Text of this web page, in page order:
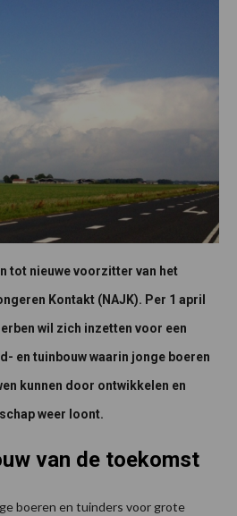
tot nieuwe voorzitter van het
Kontakt (NAJK). Per 1 april
wil zich inzetten voor een
en tuinbouw waarin jonge boeren
kunnen door ontwikkelen en
weer loont.
van de toekomst
boeren en tuinders voor grote